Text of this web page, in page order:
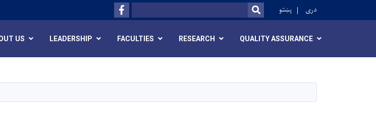
content
Facebook
Search SEARCH
پښتو دری
US LEADERSHIP FACULTIES RESEARCH QUALITY ASSURANCE